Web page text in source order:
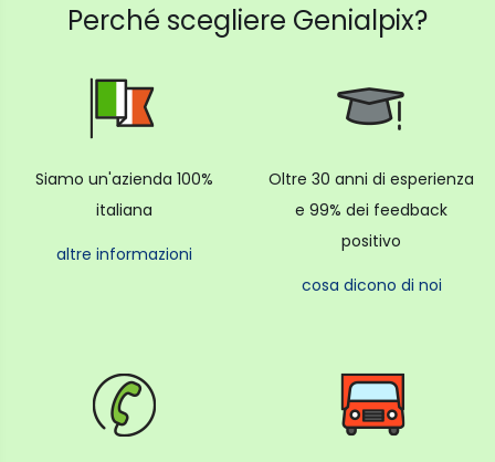
Perché scegliere Genialpix?
Siamo un'azienda 100%
italiana
altre informazioni
Oltre 30 anni di esperienza
e 99% dei feedback
positivo
cosa dicono di noi